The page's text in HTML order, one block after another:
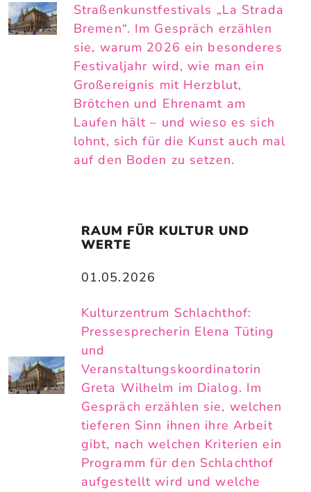
Straßenkunstfestivals „La Strada
Bremen“. Im Gespräch erzählen
sie, warum 2026 ein besonderes
Festivaljahr wird, wie man ein
Großereignis mit Herzblut,
Brötchen und Ehrenamt am
Laufen hält – und wieso es sich
lohnt, sich für die Kunst auch mal
auf den Boden zu setzen.
RAUM FÜR KULTUR UND
WERTE
01.05.2026
Kulturzentrum Schlachthof:
Pressesprecherin Elena Tüting
und
Veranstaltungskoordinatorin
Greta Wilhelm im Dialog. Im
Gespräch erzählen sie, welchen
tieferen Sinn ihnen ihre Arbeit
gibt, nach welchen Kriterien ein
Programm für den Schlachthof
aufgestellt wird und welche